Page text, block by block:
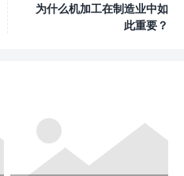
为什么机加工在制造业中如
此重要？